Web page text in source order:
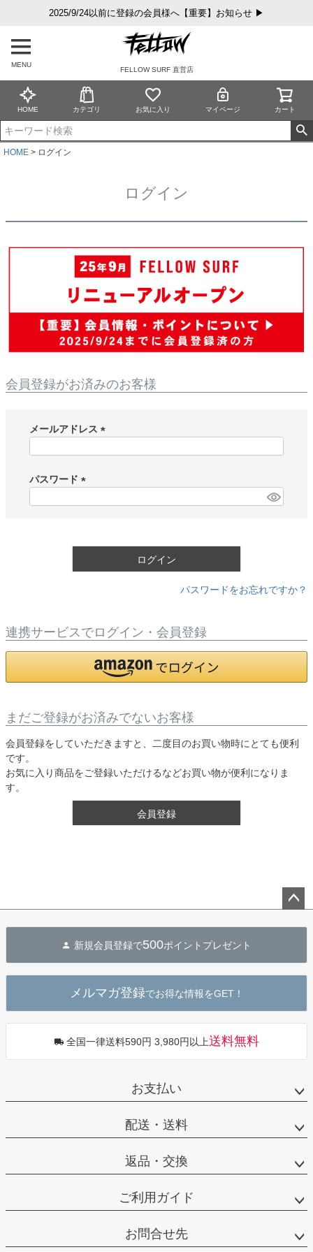
2025/9/24以前に登録の会員様へ【重要】お知らせ ▶
MENU
FELLOW SURF 直営店
HOME カテゴリ お気に入り マイページ カート
HOME ログイン
ログイン
会員登録がお済みのお客様
メールアドレス
)
パスワード
ログイン
パスワードをお忘れですか？
連携サービスでログイン・会員登録
まだご登録がお済みでないお客様
会員登録をしていただきますと、二度目のお買い物時にとても便利
です。
お気に入り商品をご登録いただけるなどお買い物が便利になりま
す。
会員登録
へ
新規会員登録で500ポイントプレゼント
メルマガ登録でお得な情報をGET！
全国一律送料590円 3,980円以上送料無料
お支払い
配送・送料
返品・交換
ご利用ガイド
お問合せ先